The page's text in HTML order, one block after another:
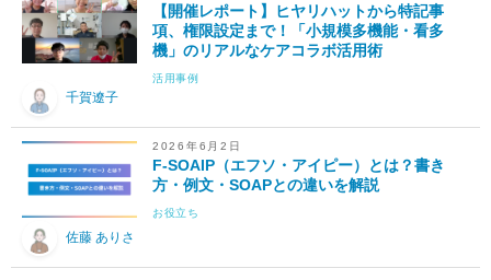
【開催レポート】ヒヤリハットから特記事
項、権限設定まで！「小規模多機能・看多
機」のリアルなケアコラボ活用術
活用事例
千賀遼子
2026年6月2日
F-SOAIP（エフソ・アイピー）とは？書き
方・例文・SOAPとの違いを解説
お役立ち
佐藤 ありさ